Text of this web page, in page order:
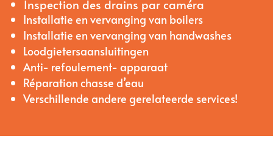
Inspection des drains par caméra
Installatie en vervanging van boilers
Installatie en vervanging van handwashes
Loodgietersaansluitingen
Anti- refoulement- apparaat
Réparation chasse d’eau
Verschillende andere gerelateerde services!